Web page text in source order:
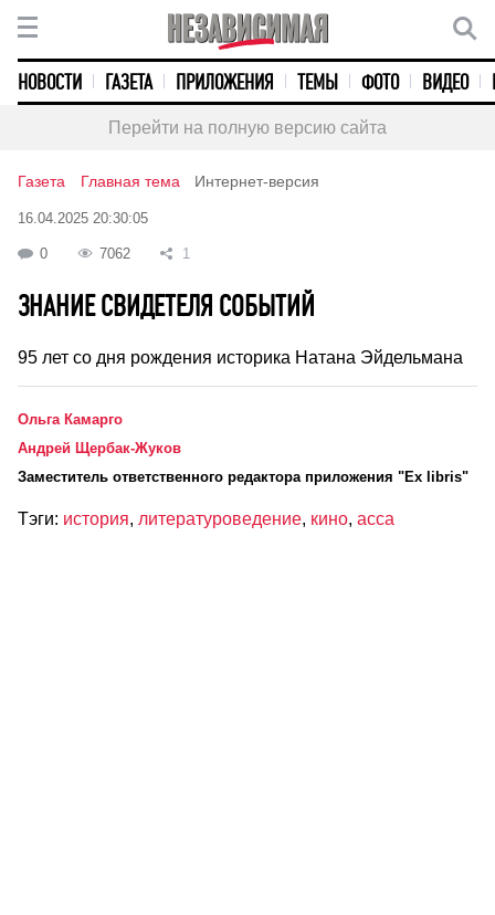
НОВОСТИ ГАЗЕТА ПРИЛОЖЕНИЯ ТЕМЫ ФОТО ВИДЕО
Перейти на полную версию сайта
Газета Главная тема Интернет-версия
16.04.2025 20:30:05
0 7062 1
ЗНАНИЕ СВИДЕТЕЛЯ СОБЫТИЙ
95 лет со дня рождения историка Натана Эйдельмана
Ольга Камарго
Андрей Щербак-Жуков
Заместитель ответственного редактора приложения "Ex libris"
Тэги: история, литературоведение, кино, асса